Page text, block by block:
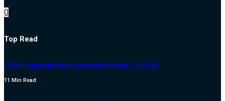
0
Top Read
CIMA — краткий план изучения (Paper P1 & P2)
11 Min Read